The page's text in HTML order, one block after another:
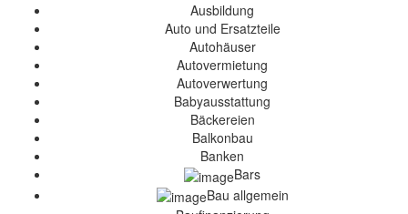
Ausbildung
Auto und Ersatzteile
Autohäuser
Autovermietung
Autoverwertung
Babyausstattung
Bäckereien
Balkonbau
Banken
Bars
Bau allgemein